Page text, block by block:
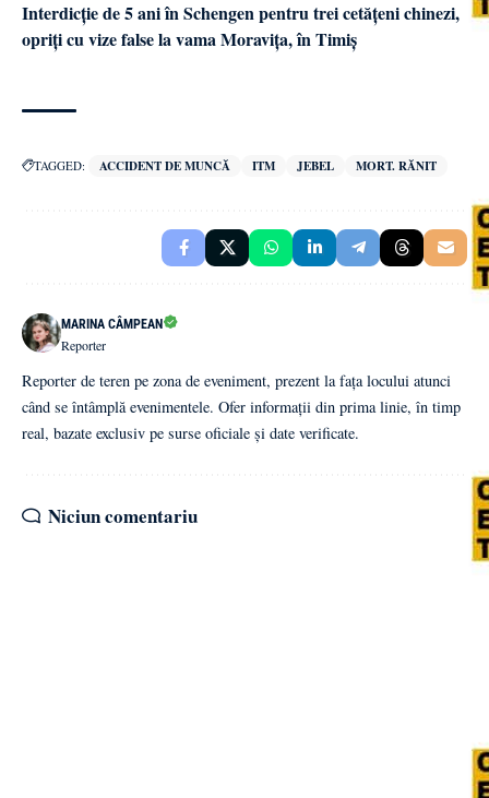
Interdicție de 5 ani în Schengen pentru trei cetățeni chinezi,
opriți cu vize false la vama Moravița, în Timiș
TAGGED: ACCIDENT DE MUNCĂ ITM JEBEL MORT. RĂNIT
MARINA CÂMPEAN
Reporter
Reporter de teren pe zona de eveniment, prezent la fața locului atunci
când se întâmplă evenimentele. Ofer informații din prima linie, în timp
real, bazate exclusiv pe surse oficiale și date verificate.
Niciun comentariu